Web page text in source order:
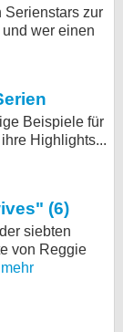
Serienstars zur
wer einen
Beispiele für
Highlights...
(6)
siebten
von Reggie
mehr